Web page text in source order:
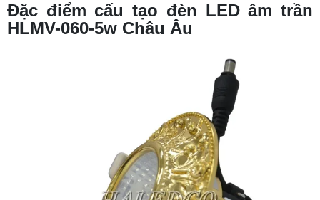
Đặc điểm cấu tạo đèn LED âm trần
HLMV-060-5w Châu Âu